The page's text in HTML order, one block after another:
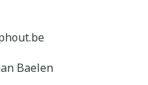
Baelen